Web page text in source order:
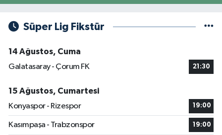
Süper Lig Fikstür
14 Ağustos, Cuma
Galatasaray - Çorum FK
21:30
15 Ağustos, Cumartesi
Konyaspor - Rizespor
19:00
Kasımpaşa - Trabzonspor 19:00